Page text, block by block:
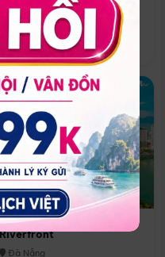
Quoc
Phú Quốc
★ 5.0
Melia Vinpearl Danang
Riverfront
Đà Nẵng